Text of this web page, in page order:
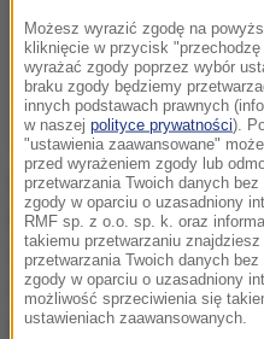
Uzasadnienie wniosku
Kuchcińskiego to
regulaminowych
marszałka w sprawach
posiedzenia na Sali
Możesz wyrazić zgodę na
kliknięcie w przycisk
wyrażać zgody poprzez wybór
braku zgody będziemy
innych podstawach prawnych
w naszej polityce prywatności).
"ustawienia zaawansowane"
przed wyrażeniem zgody lub
przetwarzania Twoich danych
zgody w oparciu o uzasadniony
RMF sp. z o.o. sp. k. oraz
takiemu przetwarzaniu znajdziesz
przetwarzania Twoich danych
zgody w oparciu o uzasadniony
możliwość sprzeciwienia się
ustawieniach zaawansowanych.